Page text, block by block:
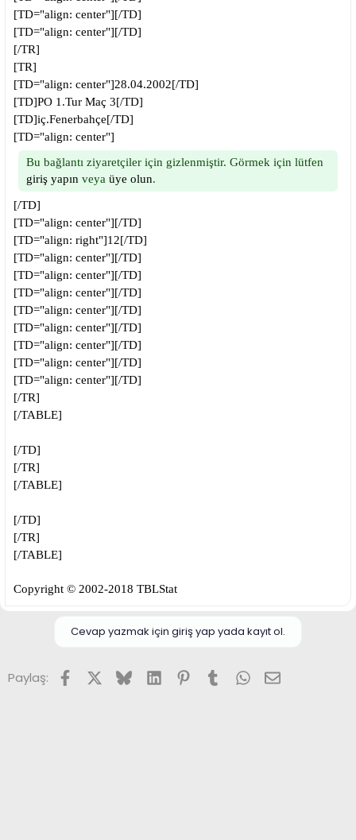
[TD="align: center"][/TD]
[TD="align: center"][/TD]
[/TR]
[TR]
[TD="align: center"]28.04.2002[/TD]
[TD]PO 1.Tur Maç 3[/TD]
[TD]iç.Fenerbahçe[/TD]
[TD="align: center"]
Bu bağlantı ziyaretçiler için gizlenmiştir. Görmek için lütfen
giriş yapın veya üye olun.
[/TD]
[TD="align: center"][/TD]
[TD="align: right"]12[/TD]
[TD="align: center"][/TD]
[TD="align: center"][/TD]
[TD="align: center"][/TD]
[TD="align: center"][/TD]
[TD="align: center"][/TD]
[TD="align: center"][/TD]
[TD="align: center"][/TD]
[TD="align: center"][/TD]
[/TR]
[/TABLE]
[/TD]
[/TR]
[/TABLE]
[/TD]
[/TR]
[/TABLE]
Copyright © 2002-2018 TBLStat
Cevap yazmak için giriş yap yada kayıt ol.
Paylaş: FacebookX (Twitter)
BlueskyLinkedInPinterest
TumblrWhatsApp
E-posta